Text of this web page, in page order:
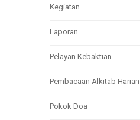
Kegiatan
Laporan
Pelayan Kebaktian
Pembacaan Alkitab Harian
Pokok Doa